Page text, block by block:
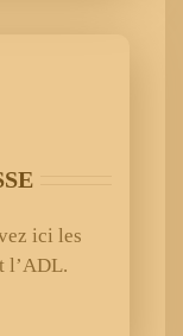
ici les
l’ADL.